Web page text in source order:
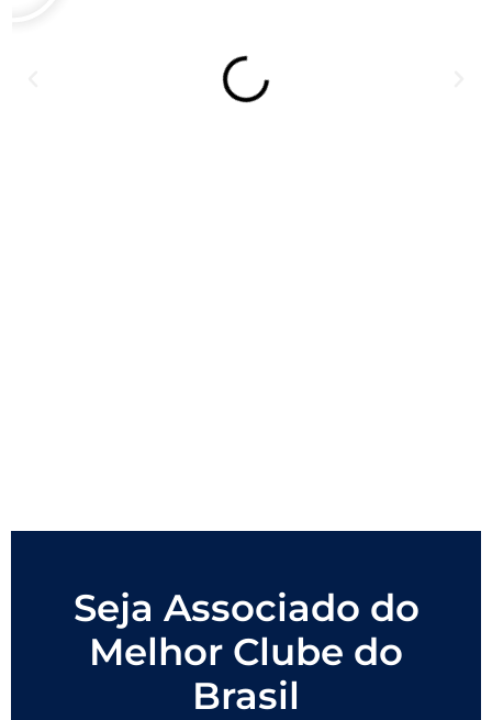
Seja Associado do
Melhor Clube do
Brasil